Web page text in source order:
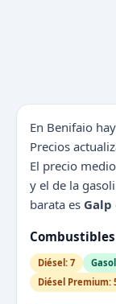
En Benifaio hay
Precios
El precio
y el de la
barata es Galp
Diésel: 7
Diésel Premium: